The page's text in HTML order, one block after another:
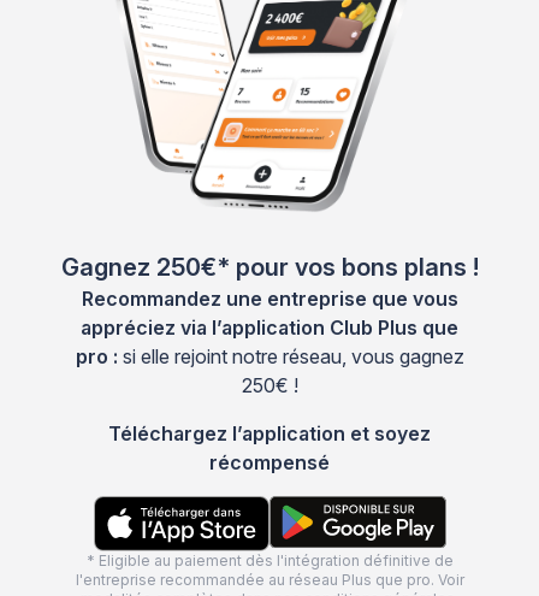
Gagnez 250€* pour vos bons plans !
Recommandez une entreprise que vous
appréciez via l’application Club Plus que
pro : si elle rejoint notre réseau, vous gagnez
250€ !
Téléchargez l’application et soyez
récompensé
* Eligible au paiement dès l'intégration définitive de
l'entreprise recommandée au réseau Plus que pro. Voir